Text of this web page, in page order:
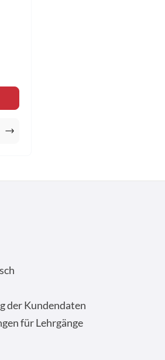
benutze die
der Kundendaten
für Lehrgänge